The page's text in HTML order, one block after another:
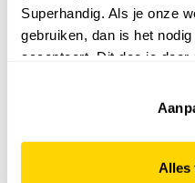
Superhandig. Als je onze
gebruiken, dan is het
accepteert. Dit doe je door
website niet optimaal
Alles